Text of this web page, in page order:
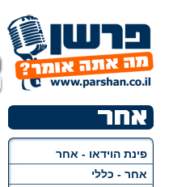
פינת הוידאו - אחר
אחר - כללי